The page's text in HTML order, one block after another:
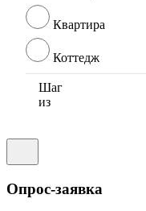
Квартира
Коттедж
Шаг
из
Опрос-заявка